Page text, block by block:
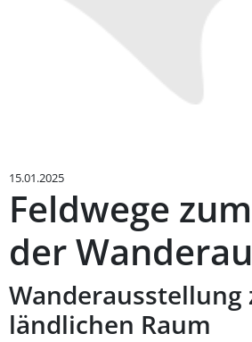
15.01.2025
Feldwege
der
Wanderausstellung
ländlichen Raum